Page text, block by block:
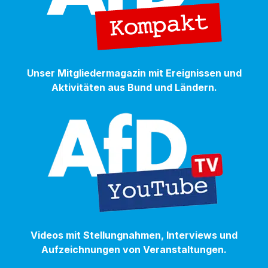
Unser Mitgliedermagazin mit Ereignissen und
Aktivitäten aus Bund und Ländern.
Videos mit Stellungnahmen, Interviews und
Aufzeichnungen von Veranstaltungen.